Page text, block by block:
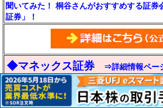
聞いてみた！ 桐谷さんがおすすめする証券
証券」！
◆マネックス証券 ⇒詳細情報ペー
99円 115円 275円 550円